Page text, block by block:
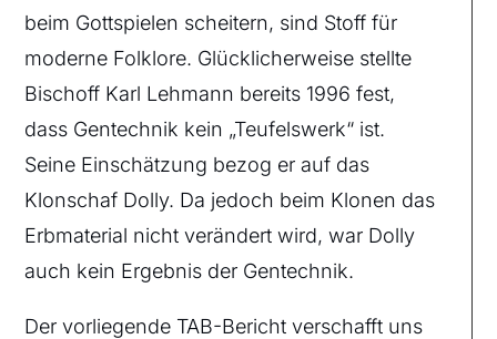
beim Gottspielen scheitern, sind Stoff für
moderne Folklore. Glücklicherweise stellte
Bischoff Karl Lehmann bereits 1996 fest,
dass Gentechnik kein „Teufelswerk“ ist.
Seine Einschätzung bezog er auf das
Klonschaf Dolly. Da jedoch beim Klonen das
Erbmaterial nicht verändert wird, war Dolly
auch kein Ergebnis der Gentechnik.
Der vorliegende TAB-Bericht verschafft uns